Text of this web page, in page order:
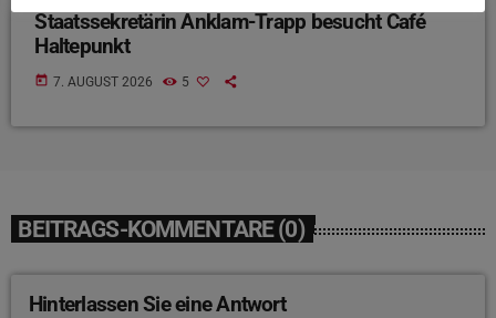
Staatssekretärin Anklam-Trapp besucht Café
Haltepunkt
today 7. AUGUST 2026 5
BEITRAGS-KOMMENTARE (0)
Hinterlassen Sie eine Antwort